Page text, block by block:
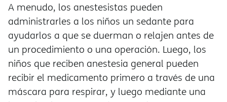
A menudo, los anestesistas pueden
administrarles a los niños un sedante para
ayudarlos a que se duerman o relajen antes de
un procedimiento o una operación. Luego, los
niños que reciben anestesia general pueden
recibir el medicamento primero a través de una
máscara para respirar, y luego mediante una